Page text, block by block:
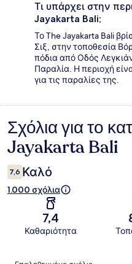
Τι υπάρχει στην
Jayakarta Bali;
Το The Jayakarta Bali
Σιξ, στην τοποθεσία
πόδια από Οδός
Παραλία. Η περιοχή
για τις παραλίες της.
Σχόλια
Σχόλια για το
Jayakarta Bali
7,6 Καλό
1.000 σχόλια
7,4
Καθαριότητα